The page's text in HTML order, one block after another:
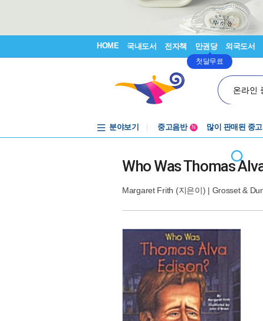
HOME 국내도서 전자책 만권당
첫달무료
외국도서
온라인
분야보기
중고음반
N 많이 판매된 중고
Who Was Thomas
Margaret Frith (지은이) | Grosset &